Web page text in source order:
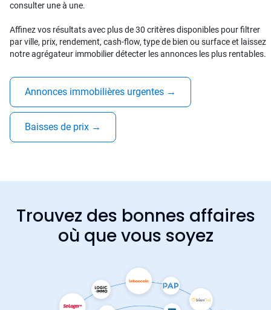
consulter une à une.
Affinez vos résultats avec plus de 30 critères disponibles pour filtrer
par ville, prix, rendement, cash-flow, type de bien ou surface et laissez
notre agrégateur immobilier détecter les annonces les plus rentables.
Annonces immobilières urgentes →
Baisses de prix →
Trouvez des bonnes affaires
où que vous soyez